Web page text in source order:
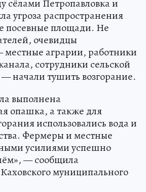
сёлами Петропавловка и
угроза распространения
посевные площади. Не
очевидцы
аграрии, работники
сотрудники сельской
начали тушить возгорание.
выполнена
опашка, а также для
использовались вода и
Фермеры и местные
усилиями успешно
— сообщила
муниципального